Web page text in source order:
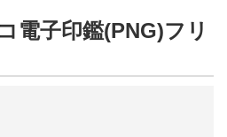
ー
電子印鑑(PNG)フリ